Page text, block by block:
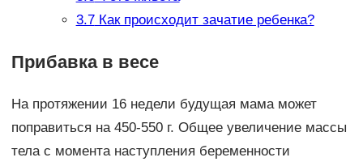
3.7Как происходит зачатие ребенка?
Прибавка в весе
На протяжении 16 недели будущая мама может
поправиться на 450-550 г. Общее увеличение массы
тела с момента наступления беременности